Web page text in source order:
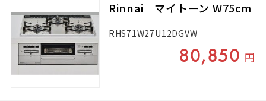
Rinnai マイトーン W75cm
RHS71W27U12DGVW
80,850 円